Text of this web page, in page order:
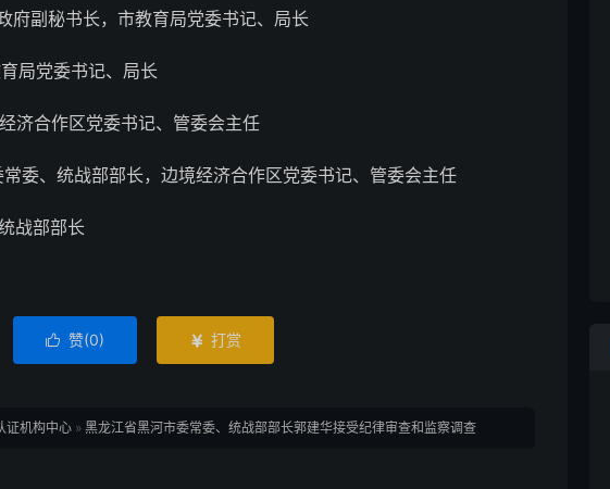
秘书长，市教育局党委书记、局长
局党委书记、局长
合作区党委书记、管委会主任
、统战部部长，边境经济合作区党委书记、管委会主任
战部部长
 赞(0)  打赏
证机构中心 » 黑龙江省黑河市委常委、统战部部长郭建华接受纪律审查和监察调查